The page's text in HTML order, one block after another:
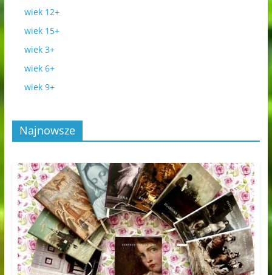
wiek 12+
wiek 15+
wiek 3+
wiek 6+
wiek 9+
Najnowsze